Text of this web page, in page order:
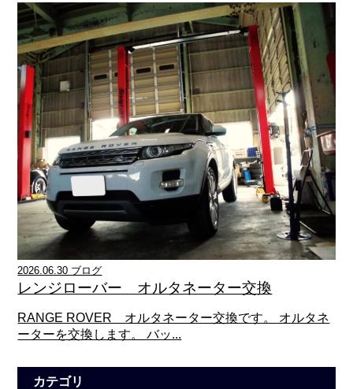
2026.06.30 ブログ
レンジローバー オルタネーター交換
RANGE ROVER オルタネーター交換です。 オルタネ
ーターを交換します。 バッ...
カテゴリ